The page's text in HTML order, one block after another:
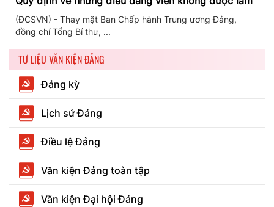
(ĐCSVN) - Thay mặt Ban Chấp hành Trung ương Đảng,
đồng chí Tổng Bí thư, ...
TƯ LIỆU VĂN KIỆN ĐẢNG
Đảng kỳ
Lịch sử Đảng
Điều lệ Đảng
Văn kiện Đảng toàn tập
Văn kiện Đại hội Đảng